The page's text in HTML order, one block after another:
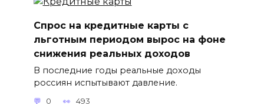
Спрос на кредитные карты с
льготным периодом вырос на фоне
снижения реальных доходов
В последние годы реальные доходы
россиян испытывают давление.
0 493